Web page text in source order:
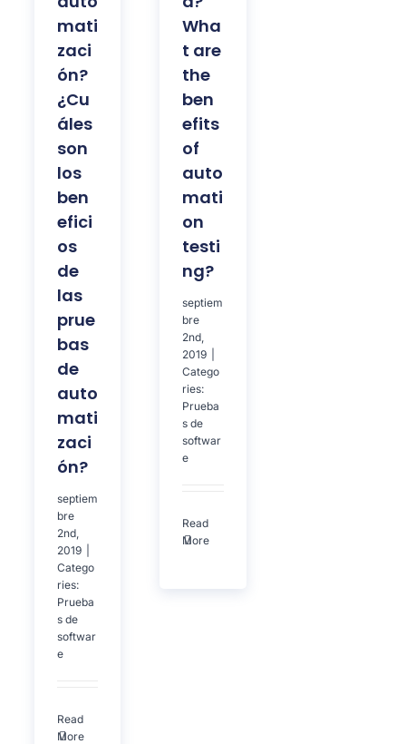
mati
zaci
ón?
¿Cu
áles
son
los
ben
efici
os
de
las
prue
bas
de
auto
mati
zaci
ón?
septiem
bre
2nd,
2019
Catego
ries:
Prueba
s de
softwar
e
Read
More
Wha
t are
the
ben
efits
of
auto
mati
on
testi
ng?
septiem
bre
2nd,
2019
Catego
ries:
Prueba
s de
softwar
e
Read
More